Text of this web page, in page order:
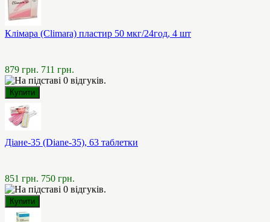
Клімара (Climara) пластир 50 мкг/24год, 4 шт
879 грн. 711 грн.
Діане-35 (Diane-35), 63 таблетки
851 грн. 750 грн.